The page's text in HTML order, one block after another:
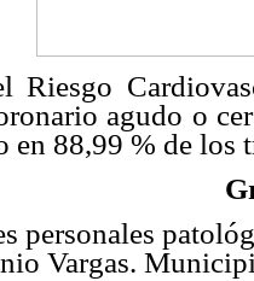
Riesgo
agudo o
en 88,99 % de los
personales
Vargas.